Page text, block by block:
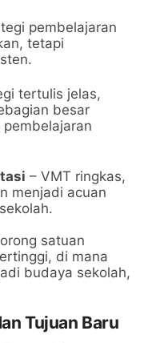
pembelajaran
tetapi
tertulis jelas,
besar
– VMT ringkas,
menjadi acuan
satuan
di mana
budaya sekolah,
Tujuan Baru